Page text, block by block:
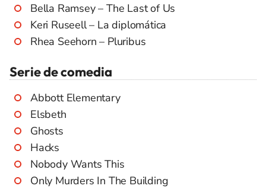
Bella Ramsey – The Last of Us
Keri Ruseell – La diplomática
Rhea Seehorn – Pluribus
Serie de comedia
Abbott Elementary
Elsbeth
Ghosts
Hacks
Nobody Wants This
Only Murders In The Building